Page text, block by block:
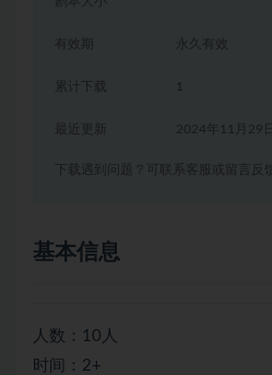
有效期 永久有效
累计下载 1
2024年11月29日
下载遇到问题？可联系客服或留言反馈
基本信息
人数：10人
时间：2+